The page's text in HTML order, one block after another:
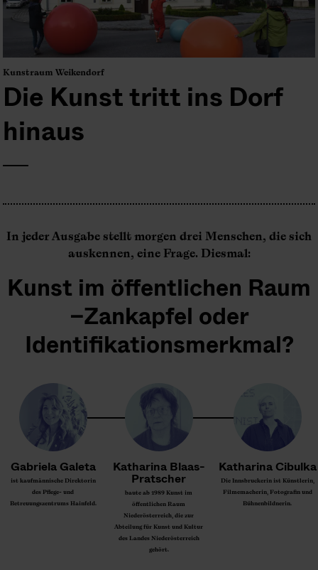
Kunstraum Weikendorf
Die Kunst tritt ins Dorf
hinaus
In jeder Ausgabe stellt morgen drei Menschen, die sich
auskennen, eine Frage. Diesmal:
Kunst im öffentlichen Raum
–Zankapfel oder
Identifikationsmerkmal?
Gabriela Galeta
ist kaufmännische Direktorin
des Pflege- und
Betreuungszentrums Hainfeld.
Katharina Blaas-
Pratscher
baute ab 1989 Kunst im
öffentlichen Raum
Niederösterreich, die zur
Abteilung für Kunst und Kultur
des Landes Niederösterreich
gehört.
Katharina Cibulka
Die Innsbruckerin ist Künstlerin,
Filmemacherin, Fotografin und
Bühnenbildnerin.